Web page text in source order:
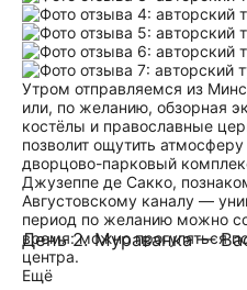
Утром отправляемся из
или, по желанию, обзорная
костёлы и православные
позволит ощутить
дворцово-парковый
Джузеппе де Сакко,
Августовскому каналу —
период по желанию можно
время: можно прогуляться
центра.
Ещё
День 2. Мураванка —